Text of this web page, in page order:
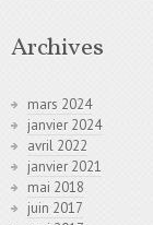
Archives
mars 2024
janvier 2024
avril 2022
janvier 2021
mai 2018
juin 2017